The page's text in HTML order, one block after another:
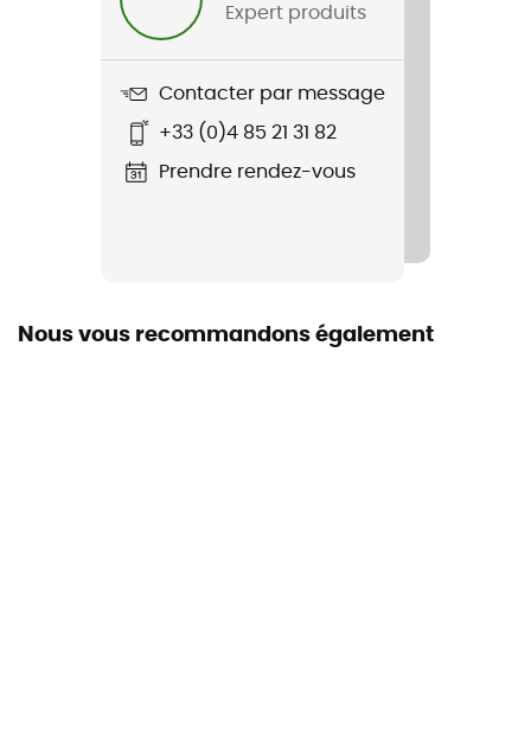
Nom du produit
Expert produits
Contacter par message
+33 (0)4 85 21 31 82
Prendre rendez-vous
Nous vous recommandons également